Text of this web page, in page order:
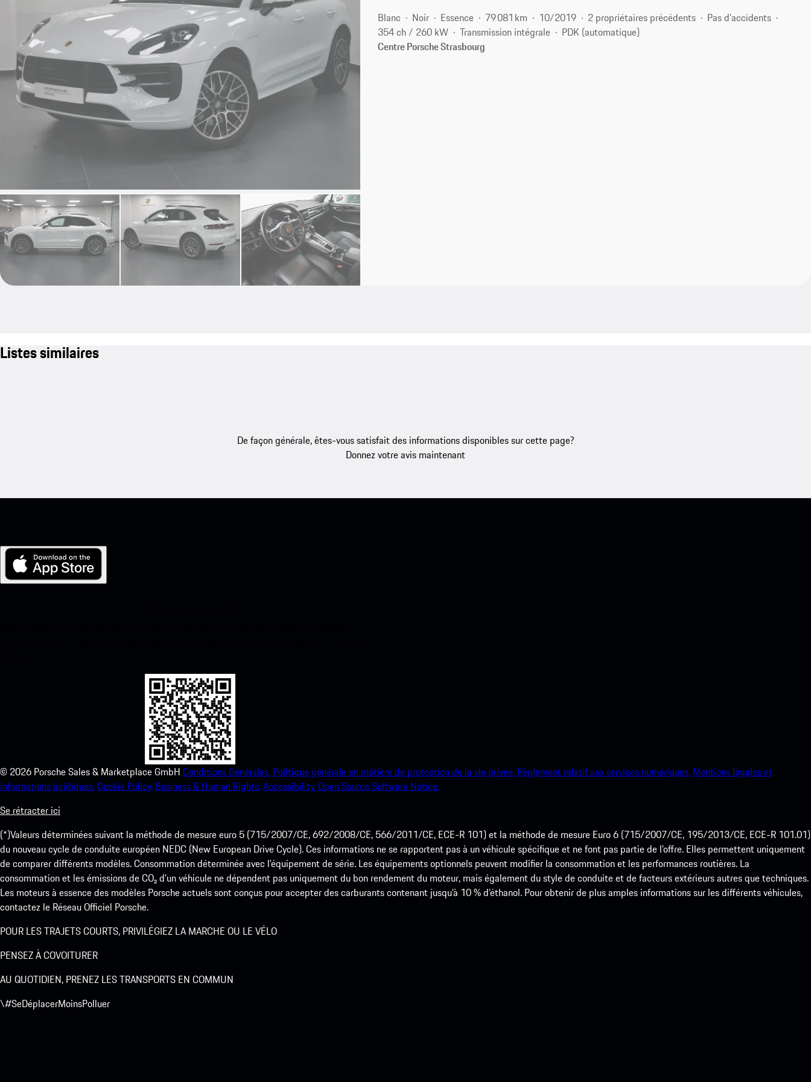
Blanc Noir Essence 79 081 km 10/2019 2 propriétaires précédents
Pas d'accidents
354 ch / 260 kW
Transmission intégrale
PDK (automatique)
Centre Porsche Strasbourg
Listes similaires
De façon générale, êtes-vous satisfait des informations disponibles sur cette page?
Donnez votre avis maintenant
© 2026 Porsche Sales & Marketplace GmbH Conditions Générales. Politique générale en matière de protection de la vie privée. Règlement relatif aux services numériques. Mentions légales et
informations juridiques.Cookie Policy. Business & Human Rights.Accessibility.Open Source Software Notice.
Se rétracter ici
(*)Valeurs déterminées suivant la méthode de mesure euro 5 (715/2007/CE, 692/2008/CE, 566/2011/CE, ECE-R 101) et la méthode de mesure Euro 6 (715/2007/CE, 195/2013/CE, ECE-R 101.01)
du nouveau cycle de conduite européen NEDC (New European Drive Cycle). Ces informations ne se rapportent pas à un véhicule spécifique et ne font pas partie de l’offre. Elles permettent uniquement
de comparer différents modèles. Consommation déterminée avec l’équipement de série. Les équipements optionnels peuvent modifier la consommation et les performances routières. La
consommation et les émissions de CO₂ d’un véhicule ne dépendent pas uniquement du bon rendement du moteur, mais également du style de conduite et de facteurs extérieurs autres que techniques.
Les moteurs à essence des modèles Porsche actuels sont conçus pour accepter des carburants contenant jusqu’à 10 % d’éthanol. Pour obtenir de plus amples informations sur les différents véhicules,
contactez le Réseau Officiel Porsche.
POUR LES TRAJETS COURTS, PRIVILÉGIEZ LA MARCHE OU LE VÉLO
PENSEZ À COVOITURER
AU QUOTIDIEN, PRENEZ LES TRANSPORTS EN COMMUN
\#SeDéplacerMoinsPolluer